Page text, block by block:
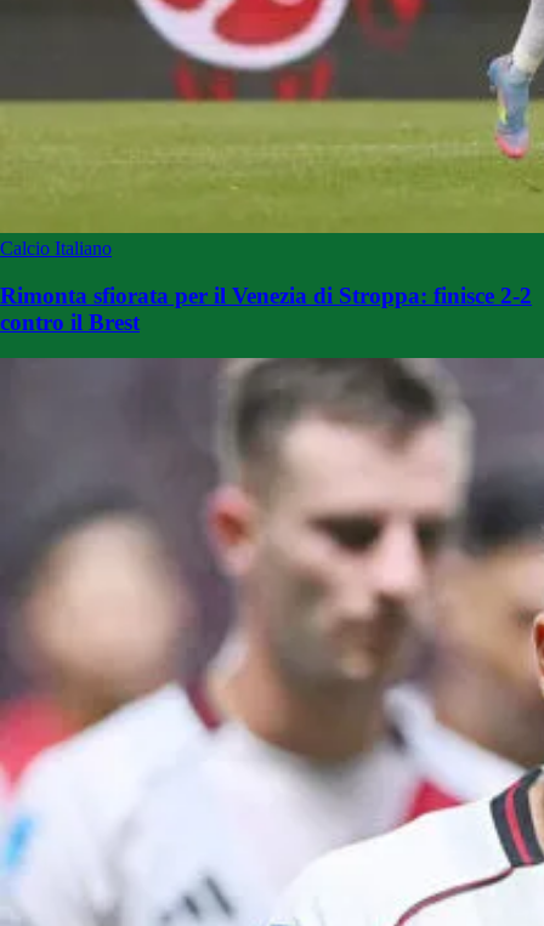
Calcio Italiano
Rimonta sfiorata per il Venezia di Stroppa: finisce 2-2
contro il Brest